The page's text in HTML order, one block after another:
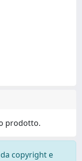
prodotto.
copyright e